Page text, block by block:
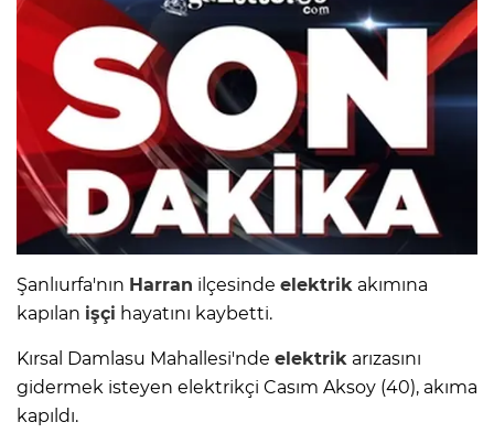
Şanlıurfa'nın Harran ilçesinde elektrik akımına
kapılan işçi hayatını kaybetti.
Kırsal Damlasu Mahallesi'nde elektrik arızasını
gidermek isteyen elektrikçi Casım Aksoy (40), akıma
kapıldı.